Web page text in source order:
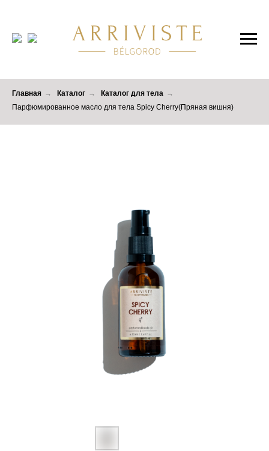
Главная → Каталог → Каталог для тела →
Парфюмированное масло для тела Spicy Cherry(Пряная вишня)